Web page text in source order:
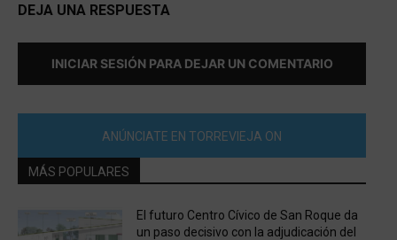
DEJA UNA RESPUESTA
INICIAR SESIÓN PARA DEJAR UN COMENTARIO
ANÚNCIATE EN TORREVIEJA ON
MÁS POPULARES
El futuro Centro Cívico de San Roque da
un paso decisivo con la adjudicación del